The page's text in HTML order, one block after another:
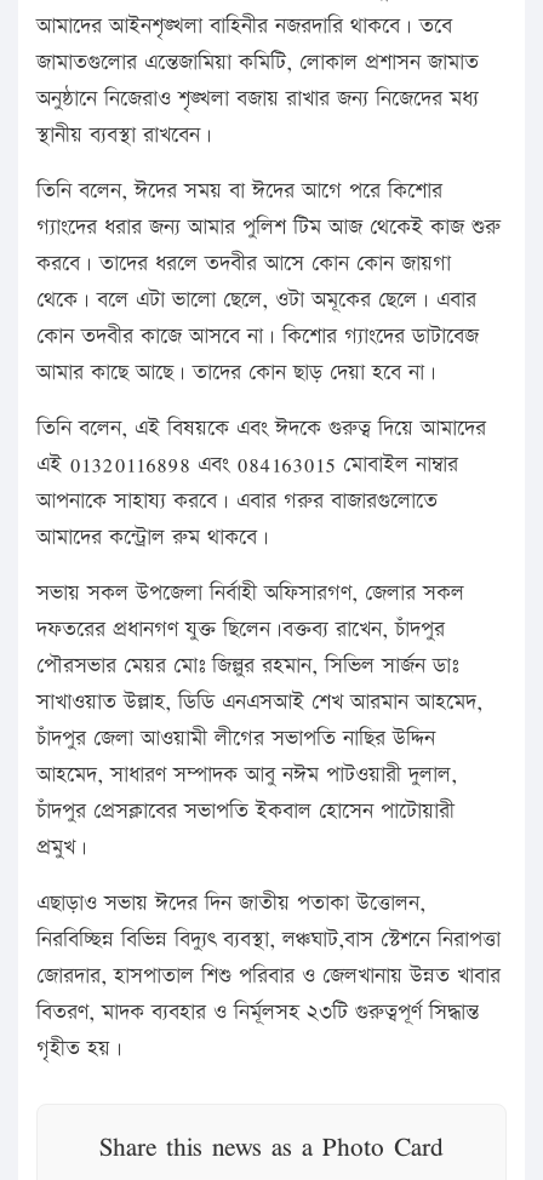
আমাদের আইনশৃঙ্খলা বাহিনীর নজরদারি থাকবে। তবে
জামাতগুলোর এন্তেজামিয়া কমিটি, লোকাল প্রশাসন জামাত
অনুষ্ঠানে নিজেরাও শৃঙ্খলা বজায় রাখার জন্য নিজেদের মধ্য
স্থানীয় ব্যবস্থা রাখবেন।
তিনি বলেন, ঈদের সময় বা ঈদের আগে পরে কিশোর
গ্যাংদের ধরার জন্য আমার পুলিশ টিম আজ থেকেই কাজ শুরু
করবে। তাদের ধরলে তদবীর আসে কোন কোন জায়গা
থেকে। বলে এটা ভালো ছেলে, ওটা অমূকের ছেলে। এবার
কোন তদবীর কাজে আসবে না। কিশোর গ্যাংদের ডাটাবেজ
আমার কাছে আছে। তাদের কোন ছাড় দেয়া হবে না।
তিনি বলেন, এই বিষয়কে এবং ঈদকে গুরুত্ব দিয়ে আমাদের
এই 01320116898 এবং 084163015 মোবাইল নাম্বার
আপনাকে সাহায্য করবে। এবার গরুর বাজারগুলোতে
আমাদের কন্ট্রোল রুম থাকবে।
সভায় সকল উপজেলা নির্বাহী অফিসারগণ, জেলার সকল
দফতরের প্রধানগণ যুক্ত ছিলেন।বক্তব্য রাখেন, চাঁদপুর
পৌরসভার মেয়র মোঃ জিল্লুর রহমান, সিভিল সার্জন ডাঃ
সাখাওয়াত উল্লাহ, ডিডি এনএসআই শেখ আরমান আহমেদ,
চাঁদপুর জেলা আওয়ামী লীগের সভাপতি নাছির উদ্দিন
আহমেদ, সাধারণ সম্পাদক আবু নঈম পাটওয়ারী দুলাল,
চাঁদপুর প্রেসক্লাবের সভাপতি ইকবাল হোসেন পাটোয়ারী
প্রমুখ।
এছাড়াও সভায় ঈদের দিন জাতীয় পতাকা উত্তোলন,
নিরবিচ্ছিন্ন বিভিন্ন বিদ্যুৎ ব্যবস্থা, লঞ্চঘাট,বাস স্টেশনে নিরাপত্তা
জোরদার, হাসপাতাল শিশু পরিবার ও জেলখানায় উন্নত খাবার
বিতরণ, মাদক ব্যবহার ও নির্মূলসহ ২৩টি গুরুত্বপূর্ণ সিদ্ধান্ত
গৃহীত হয়।
Share this news as a Photo Card